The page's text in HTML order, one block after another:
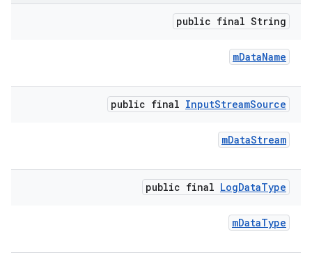
public final String
mDataName
public final InputStreamSource
mDataStream
public final LogDataType
mDataType